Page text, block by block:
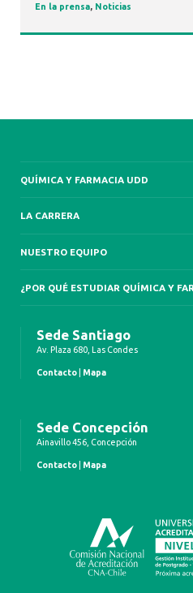
En la prensa, Noticias
QUÍMICA Y FARMACIA UDD
LA CARRERA
NUESTRO EQUIPO
¿POR QUÉ ESTUDIAR QUÍMICA Y
Sede Santiago
Av. Plaza 680, Las Condes
Contacto Mapa
Sede Concepción
Ainavillo 456, Concepción
Contacto Mapa